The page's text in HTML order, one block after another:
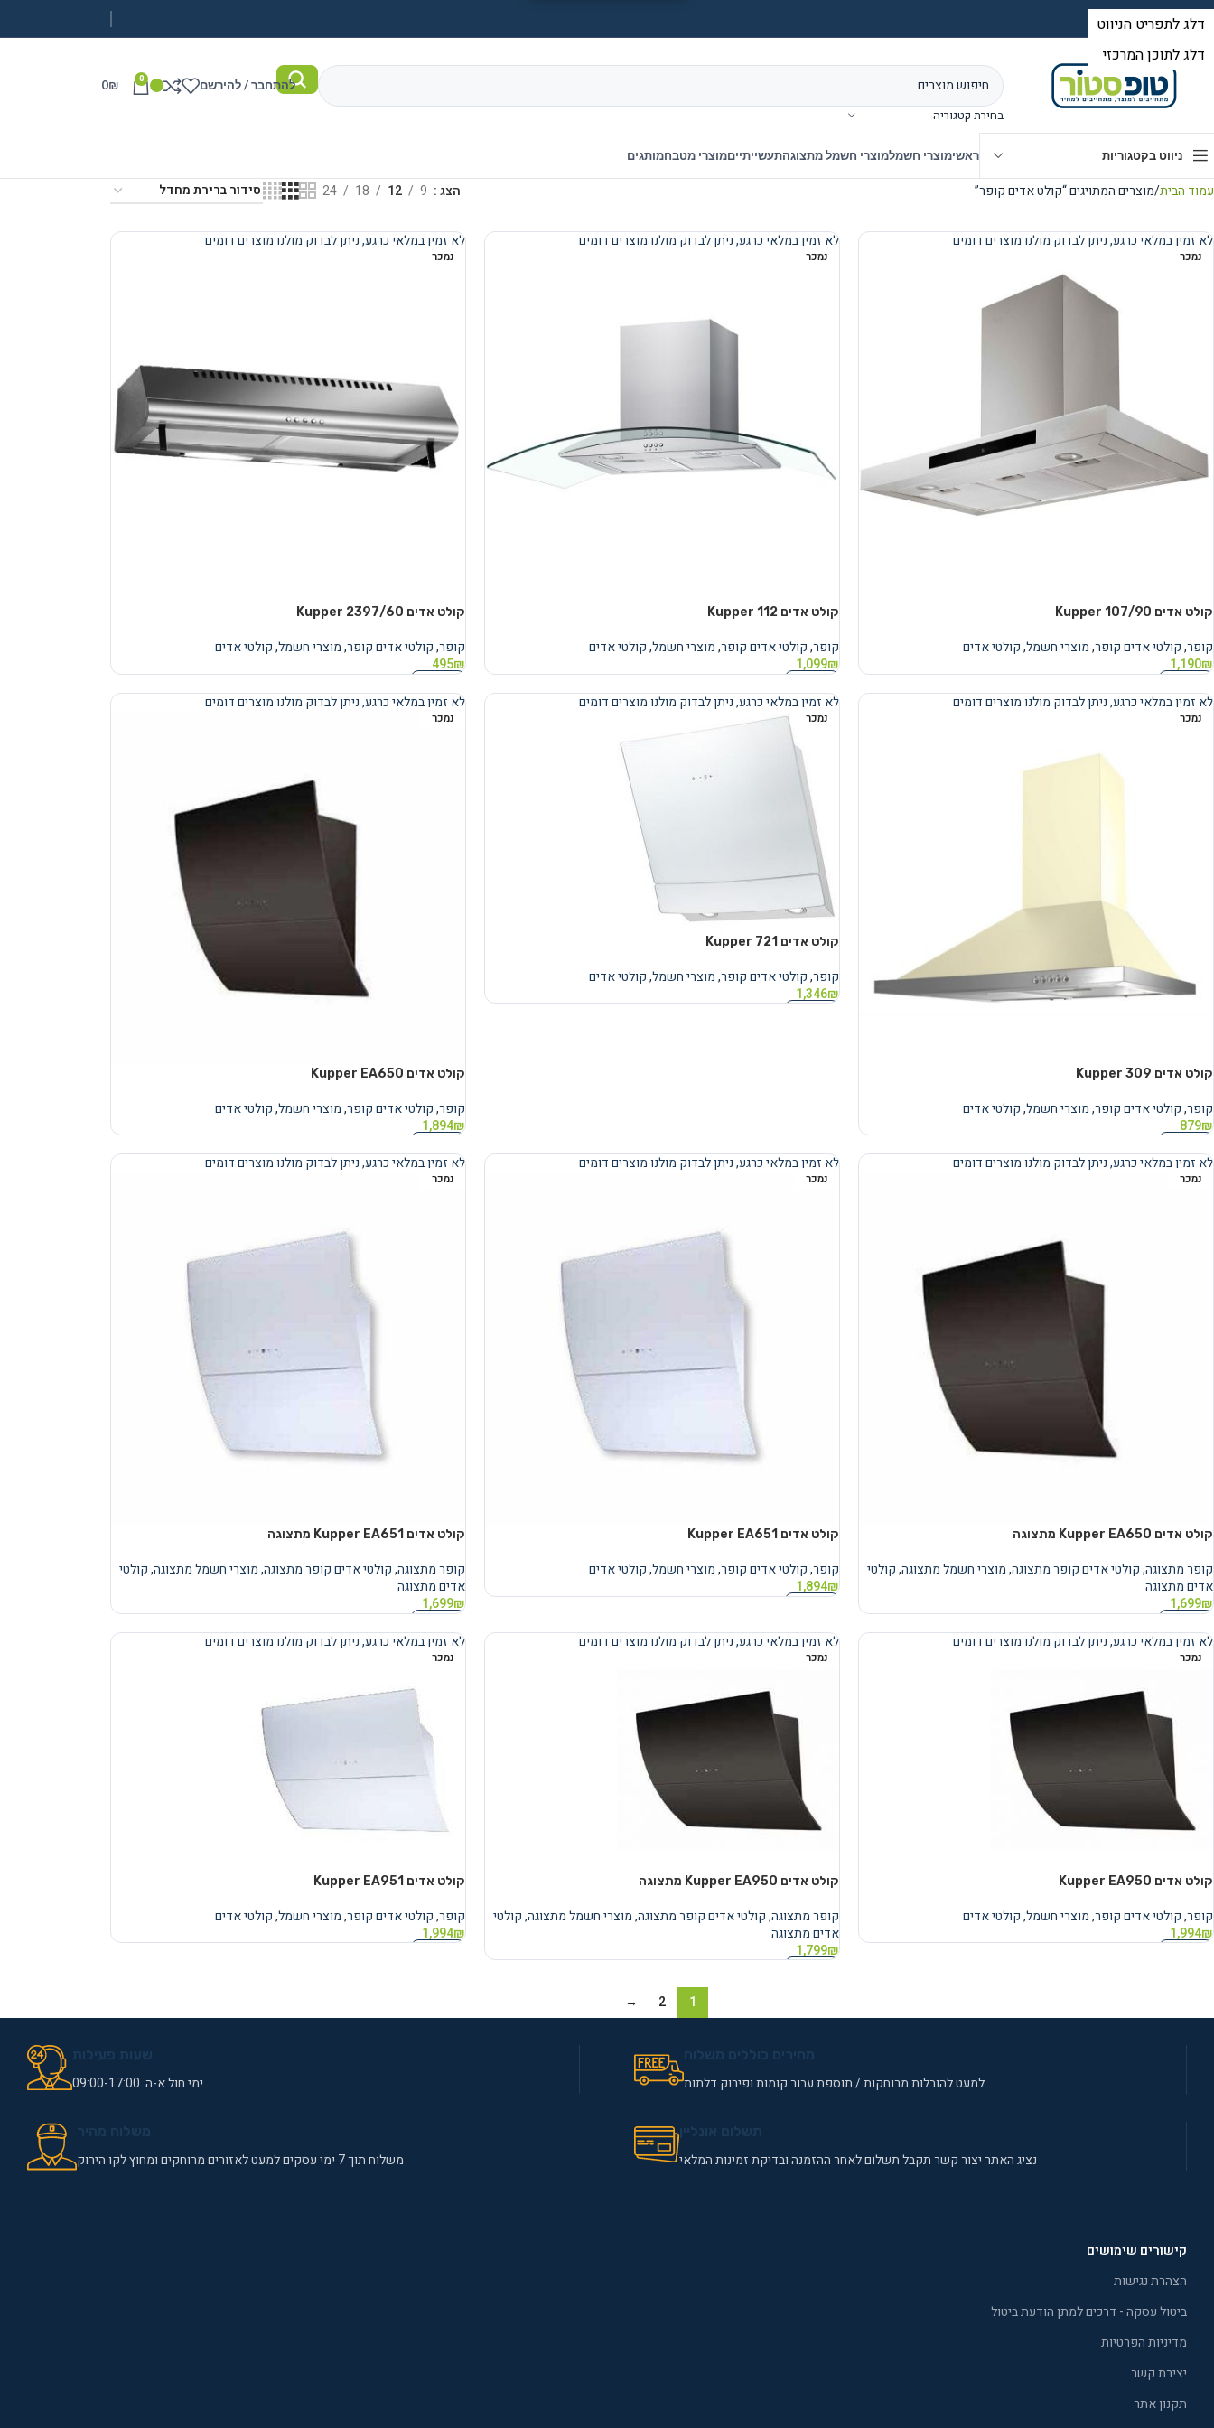
בחירת קטגוריה
להתחבר / להירשם 0
0₪
ניווט בקטגוריות ראשימוצרי חשמלמוצרי חשמל מתצוגהתעשייתייםמוצרי מטבחמותגים
עמוד הבית מוצרים המתויגים “קולט אדים קופר” הצג 9
12
18
24
נמכר
לא זמין במלאי כרגע, ניתן לבדוק מולנו מוצרים דומים
קולט אדים 107/90 Kupper
קופר,קולטי אדים קופר,מוצרי חשמל,קולטי אדים
1,190₪
מידע נוסף
נמכר
לא זמין במלאי כרגע, ניתן לבדוק מולנו מוצרים דומים
קולט אדים 112 Kupper
קופר,קולטי אדים קופר,מוצרי חשמל,קולטי אדים
1,099₪
מידע נוסף
נמכר
לא זמין במלאי כרגע, ניתן לבדוק מולנו מוצרים דומים
קולט אדים 2397/60 Kupper
קופר,קולטי אדים קופר,מוצרי חשמל,קולטי אדים
495₪
מידע נוסף
נמכר
לא זמין במלאי כרגע, ניתן לבדוק מולנו מוצרים דומים
קולט אדים 309 Kupper
קופר,קולטי אדים קופר,מוצרי חשמל,קולטי אדים
879₪
מידע נוסף
נמכר
לא זמין במלאי כרגע, ניתן לבדוק מולנו מוצרים דומים
קולט אדים 721 Kupper
קופר,קולטי אדים קופר,מוצרי חשמל,קולטי אדים
1,346₪
מידע נוסף
נמכר
לא זמין במלאי כרגע, ניתן לבדוק מולנו מוצרים דומים
קולט אדים Kupper EA650
קופר,קולטי אדים קופר,מוצרי חשמל,קולטי אדים
1,894₪
מידע נוסף
נמכר
לא זמין במלאי כרגע, ניתן לבדוק מולנו מוצרים דומים
קולט אדים Kupper EA650 מתצוגה
קופר מתצוגה,קולטי אדים קופר מתצוגה,מוצרי חשמל מתצוגה,קולטי
אדים מתצוגה
1,699₪
מידע נוסף
נמכר
לא זמין במלאי כרגע, ניתן לבדוק מולנו מוצרים דומים
קולט אדים Kupper EA651
קופר,קולטי אדים קופר,מוצרי חשמל,קולטי אדים
1,894₪
מידע נוסף
נמכר
לא זמין במלאי כרגע, ניתן לבדוק מולנו מוצרים דומים
קולט אדים Kupper EA651 מתצוגה
קופר מתצוגה,קולטי אדים קופר מתצוגה,מוצרי חשמל מתצוגה,קולטי
אדים מתצוגה
1,699₪
מידע נוסף
נמכר
לא זמין במלאי כרגע, ניתן לבדוק מולנו מוצרים דומים
קולט אדים Kupper EA950
קופר,קולטי אדים קופר,מוצרי חשמל,קולטי אדים
1,994₪
מידע נוסף
נמכר
לא זמין במלאי כרגע, ניתן לבדוק מולנו מוצרים דומים
קולט אדים Kupper EA950 מתצוגה
קופר מתצוגה,קולטי אדים קופר מתצוגה,מוצרי חשמל מתצוגה,קולטי
אדים מתצוגה
1,799₪
מידע נוסף
נמכר
לא זמין במלאי כרגע, ניתן לבדוק מולנו מוצרים דומים
קולט אדים Kupper EA951
קופר,קולטי אדים קופר,מוצרי חשמל,קולטי אדים
1,994₪
מידע נוסף
1
2
→
למעט להובלות מרוחקות / תוספת עבור קומות ופירוק דלתות ימי חול א-ה 09:00-17:00
נציג האתר יצור קשר תקבל תשלום לאחר ההזמנה ובדיקת זמינות המלאי משלוח תוך 7 ימי עסקים למעט לאזורים מרוחקים ומחוץ לקו הירוק
קישורים שימושים
הצהרת נגישות
ביטול עסקה - דרכים למתן הודעת ביטול
מדיניות הפרטיות
יצירת קשר
תקנון אתר